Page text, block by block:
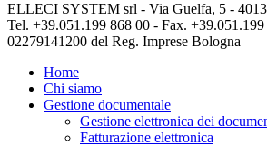
ELLECI SYSTEM srl - Via Guelfa, 5 -
Tel. +39.051.199 868 00 - Fax.
02279141200 del Reg. Imprese Bologna
Home
Chi siamo
Gestione documentale
Gestione elettronica dei
Fatturazione elettronica